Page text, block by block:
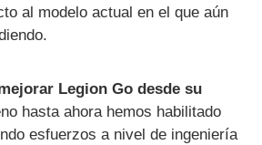
al modelo actual en el que aún
Legion Go desde su
hasta ahora hemos habilitado
esfuerzos a nivel de ingeniería